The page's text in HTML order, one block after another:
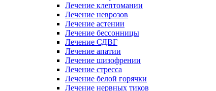
Лечение клептомании
Лечение неврозов
Лечение астении
Лечение бессонницы
Лечение СДВГ
Лечение апатии
Лечение шизофрении
Лечение стресса
Лечение белой горячки
Лечение нервных тиков